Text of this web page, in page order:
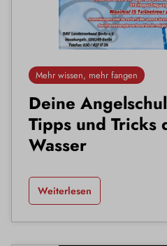
Mehr wissen, mehr fangen
Deine
Tipps und Tricks
Wasser
Weiterlesen